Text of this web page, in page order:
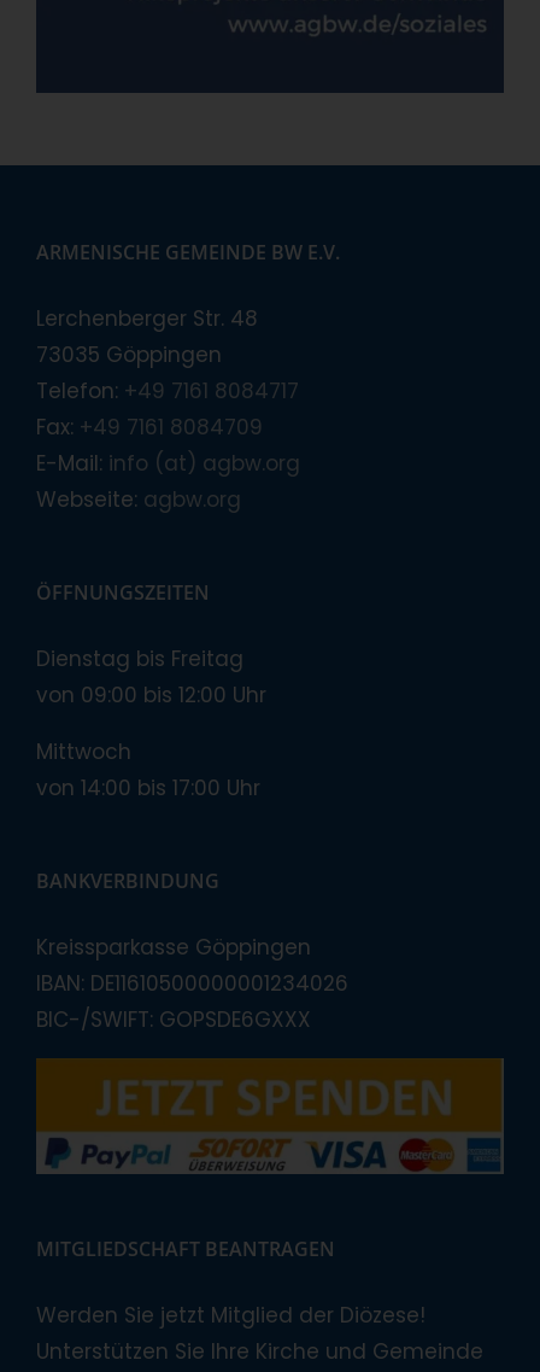
ARMENISCHE GEMEINDE BW E.V.
Lerchenberger Str. 48
73035 Göppingen
Telefon: +49 7161 8084717
Fax: +49 7161 8084709
E-Mail: info (at) agbw.org
Webseite: agbw.org
ÖFFNUNGSZEITEN
Dienstag bis Freitag
von 09:00 bis 12:00 Uhr
Mittwoch
von 14:00 bis 17:00 Uhr
BANKVERBINDUNG
Kreissparkasse Göppingen
IBAN: DE11610500000001234026
BIC-/SWIFT: GOPSDE6GXXX
MITGLIEDSCHAFT BEANTRAGEN
Werden Sie jetzt Mitglied der Diözese!
Unterstützen Sie Ihre Kirche und Gemeinde